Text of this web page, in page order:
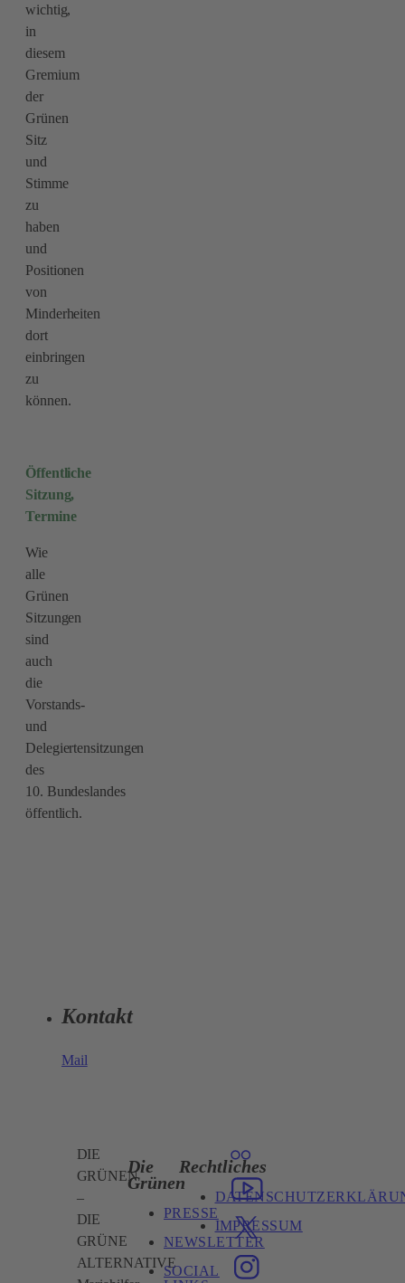
wichtig,
in
diesem
Gremium
der
Grünen
Sitz
und
Stimme
zu
haben
und
Positionen
von
Minderheiten
dort
einbringen
zu
können.
Öffentliche
Sitzung,
Termine
Wie
alle
Grünen
Sitzungen
sind
auch
die
Vorstands-
und
Delegiertensitzungen
des
10. Bundeslandes
öffentlich.
Kontakt
Mail
DIE
GRÜNEN
–
DIE
GRÜNE
ALTERNATIVE
Die
Grünen
PRESSE
NEWSLETTER
SOCIAL
Rechtliches
IMPRESSUM